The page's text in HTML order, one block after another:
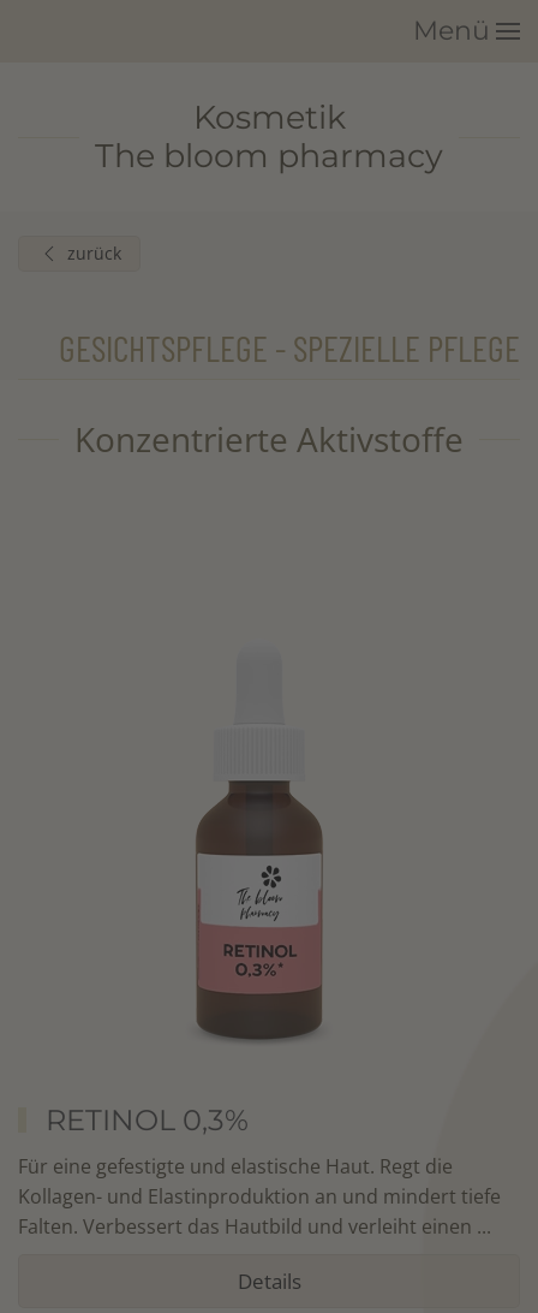
Menü
Kosmetik
The bloom pharmacy
zurück
GESICHTSPFLEGE - SPEZIELLE PFLEGE
Konzentrierte Aktivstoffe
RETINOL 0,3%
Für eine gefestigte und elastische Haut. Regt die
Kollagen- und Elastinproduktion an und mindert tiefe
Falten. Verbessert das Hautbild und verleiht einen ...
Details